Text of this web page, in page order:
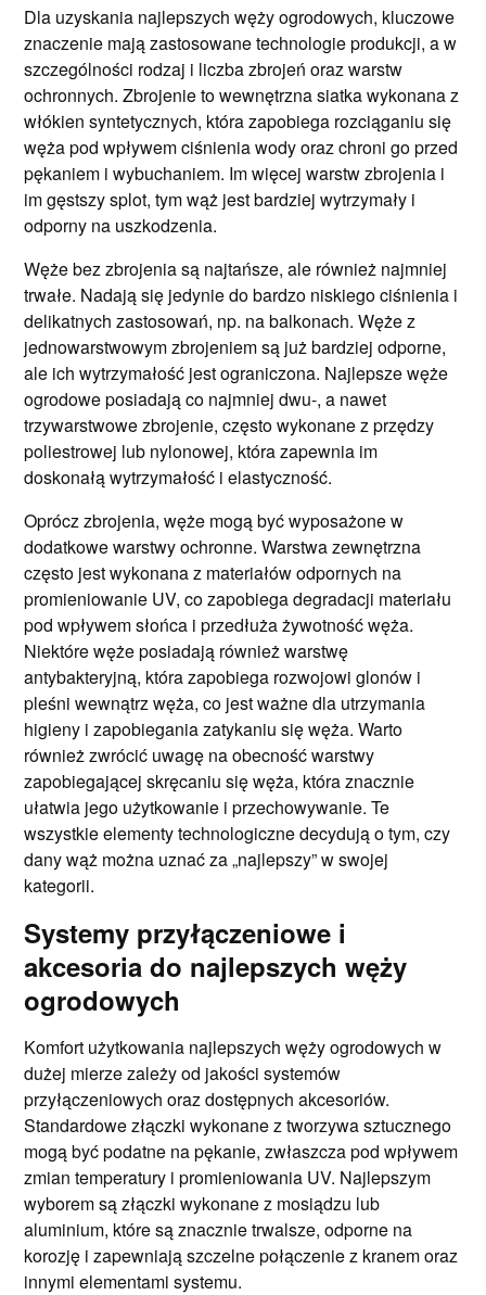
Dla uzyskania najlepszych węży ogrodowych, kluczowe
znaczenie mają zastosowane technologie produkcji, a w
szczególności rodzaj i liczba zbrojeń oraz warstw
ochronnych. Zbrojenie to wewnętrzna siatka wykonana z
włókien syntetycznych, która zapobiega rozciąganiu się
węża pod wpływem ciśnienia wody oraz chroni go przed
pękaniem i wybuchaniem. Im więcej warstw zbrojenia i
im gęstszy splot, tym wąż jest bardziej wytrzymały i
odporny na uszkodzenia.
Węże bez zbrojenia są najtańsze, ale również najmniej
trwałe. Nadają się jedynie do bardzo niskiego ciśnienia i
delikatnych zastosowań, np. na balkonach. Węże z
jednowarstwowym zbrojeniem są już bardziej odporne,
ale ich wytrzymałość jest ograniczona. Najlepsze węże
ogrodowe posiadają co najmniej dwu-, a nawet
trzywarstwowe zbrojenie, często wykonane z przędzy
poliestrowej lub nylonowej, która zapewnia im
doskonałą wytrzymałość i elastyczność.
Oprócz zbrojenia, węże mogą być wyposażone w
dodatkowe warstwy ochronne. Warstwa zewnętrzna
często jest wykonana z materiałów odpornych na
promieniowanie UV, co zapobiega degradacji materiału
pod wpływem słońca i przedłuża żywotność węża.
Niektóre węże posiadają również warstwę
antybakteryjną, która zapobiega rozwojowi glonów i
pleśni wewnątrz węża, co jest ważne dla utrzymania
higieny i zapobiegania zatykaniu się węża. Warto
również zwrócić uwagę na obecność warstwy
zapobiegającej skręcaniu się węża, która znacznie
ułatwia jego użytkowanie i przechowywanie. Te
wszystkie elementy technologiczne decydują o tym, czy
dany wąż można uznać za „najlepszy” w swojej
kategorii.
Systemy przyłączeniowe i
akcesoria do najlepszych węży
ogrodowych
Komfort użytkowania najlepszych węży ogrodowych w
dużej mierze zależy od jakości systemów
przyłączeniowych oraz dostępnych akcesoriów.
Standardowe złączki wykonane z tworzywa sztucznego
mogą być podatne na pękanie, zwłaszcza pod wpływem
zmian temperatury i promieniowania UV. Najlepszym
wyborem są złączki wykonane z mosiądzu lub
aluminium, które są znacznie trwalsze, odporne na
korozję i zapewniają szczelne połączenie z kranem oraz
innymi elementami systemu.